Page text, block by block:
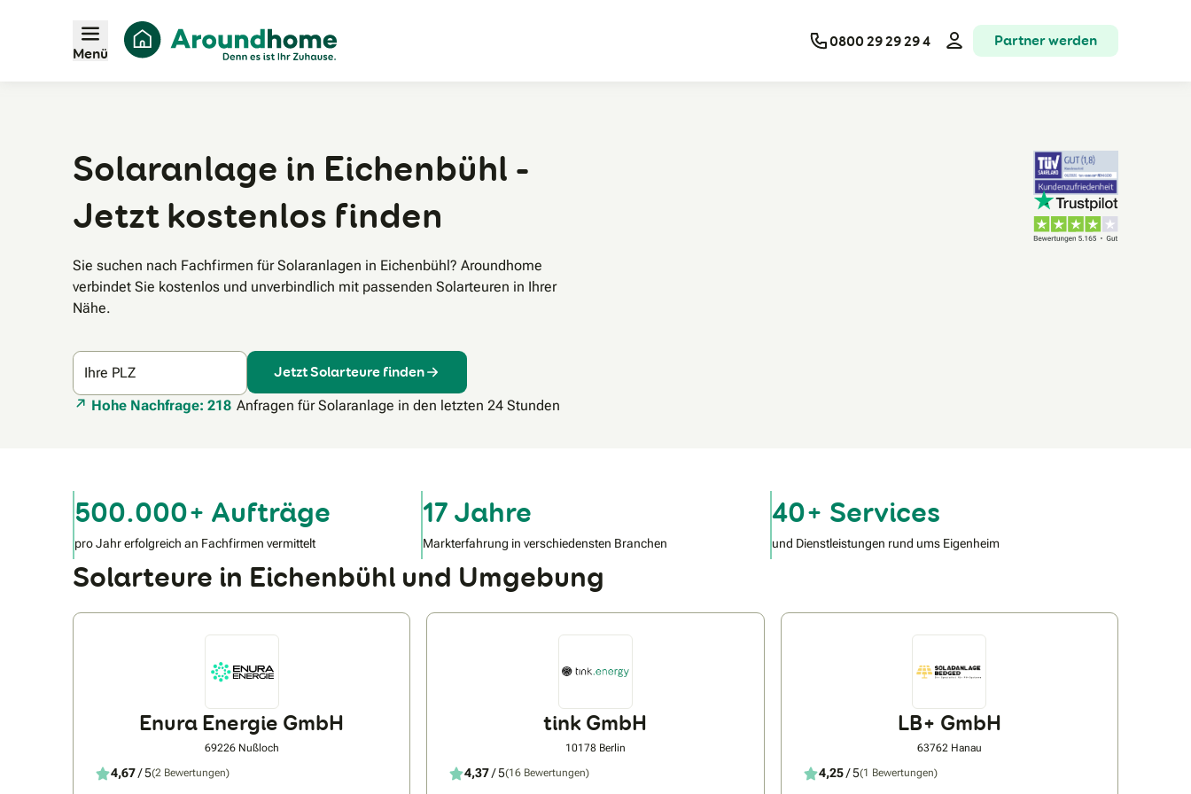
Menü
0800 29 29 29 4 Partner werden
Solaranlage in Eichenbühl -
Jetzt kostenlos finden
Sie suchen nach Fachfirmen für Solaranlagen in Eichenbühl? Aroundhome
verbindet Sie kostenlos und unverbindlich mit passenden Solarteuren in Ihrer
Nähe.
Ihre PLZ Jetzt Solarteure finden
Hohe Nachfrage: 218 Anfragen für Solaranlage in den letzten 24 Stunden
500.000+ Aufträge
pro Jahr erfolgreich an Fachfirmen vermittelt
17 Jahre
Markterfahrung in verschiedensten Branchen
40+ Services
und Dienstleistungen rund ums Eigenheim
Solarteure in Eichenbühl und Umgebung
Enura Energie GmbH
69226 Nußloch
4,67/ 5(2 Bewertungen)
tink GmbH
10178 Berlin
4,37/ 5(16 Bewertungen)
LB+ GmbH
63762 Hanau
4,25/ 5(1 Bewertungen)